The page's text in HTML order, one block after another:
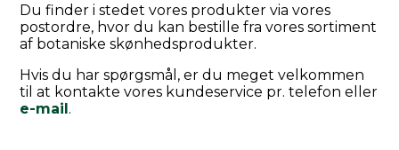
Du finder i stedet vores produkter via vores
postordre, hvor du kan bestille fra vores sortiment
af botaniske skønhedsprodukter.
Hvis du har spørgsmål, er du meget velkommen
til at kontakte vores kundeservice pr. telefon eller
e-mail.